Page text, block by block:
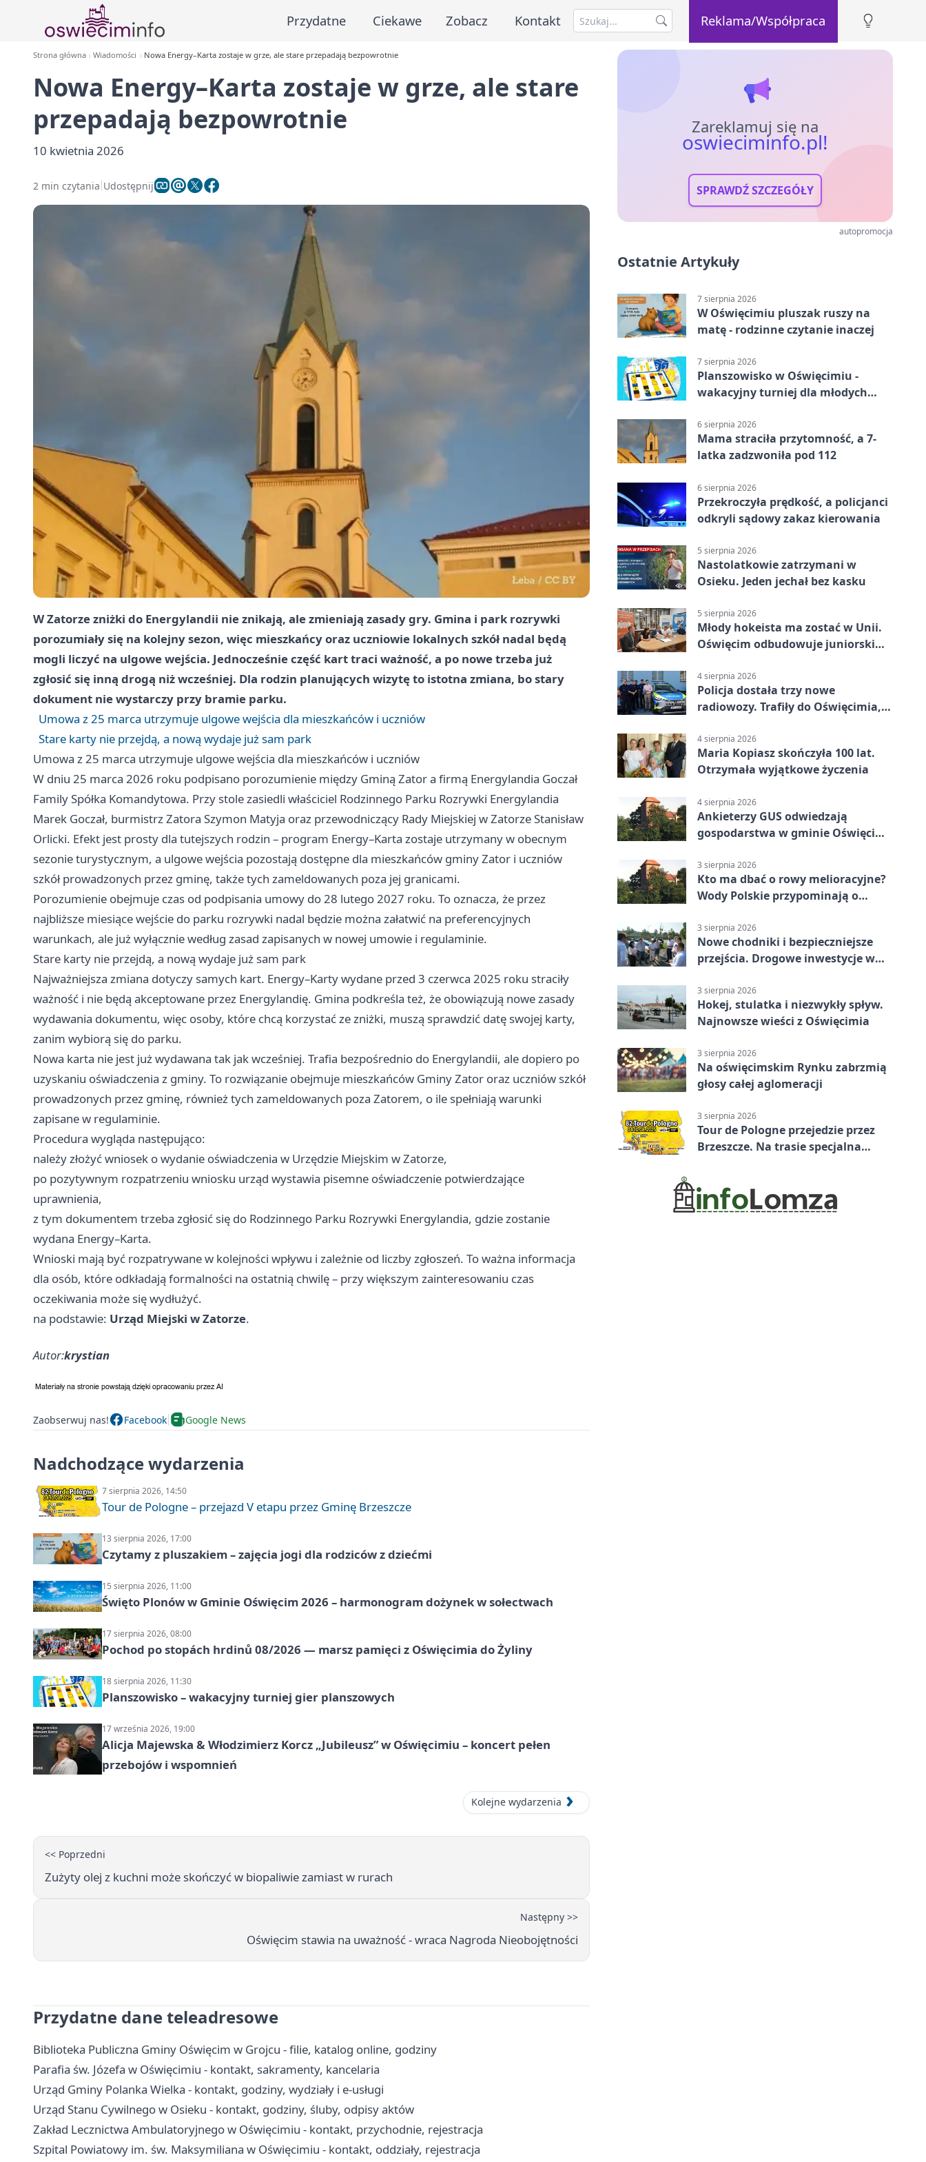
Przydatne Ciekawe Zobacz Kontakt Reklama/Współpraca
Strona główna Wiadomości Nowa Energy–Karta zostaje w grze, ale stare przepadają bezpowrotnie
Nowa Energy–Karta zostaje w grze, ale stare
przepadają bezpowrotnie
10 kwietnia 2026
2 min czytania Udostępnij
W Zatorze zniżki do Energylandii nie znikają, ale zmieniają zasady gry. Gmina i park rozrywki
porozumiały się na kolejny sezon, więc mieszkańcy oraz uczniowie lokalnych szkół nadal będą
mogli liczyć na ulgowe wejścia. Jednocześnie część kart traci ważność, a po nowe trzeba już
zgłosić się inną drogą niż wcześniej. Dla rodzin planujących wizytę to istotna zmiana, bo stary
dokument nie wystarczy przy bramie parku.
Umowa z 25 marca utrzymuje ulgowe wejścia dla mieszkańców i uczniów
Stare karty nie przejdą, a nową wydaje już sam park
Umowa z 25 marca utrzymuje ulgowe wejścia dla mieszkańców i uczniów
W dniu 25 marca 2026 roku podpisano porozumienie między Gminą Zator a firmą Energylandia Goczał
Family Spółka Komandytowa. Przy stole zasiedli właściciel Rodzinnego Parku Rozrywki Energylandia
Marek Goczał, burmistrz Zatora Szymon Matyja oraz przewodniczący Rady Miejskiej w Zatorze Stanisław
Orlicki. Efekt jest prosty dla tutejszych rodzin – program Energy–Karta zostaje utrzymany w obecnym
sezonie turystycznym, a ulgowe wejścia pozostają dostępne dla mieszkańców gminy Zator i uczniów
szkół prowadzonych przez gminę, także tych zameldowanych poza jej granicami.
Porozumienie obejmuje czas od podpisania umowy do 28 lutego 2027 roku. To oznacza, że przez
najbliższe miesiące wejście do parku rozrywki nadal będzie można załatwić na preferencyjnych
warunkach, ale już wyłącznie według zasad zapisanych w nowej umowie i regulaminie.
Stare karty nie przejdą, a nową wydaje już sam park
Najważniejsza zmiana dotyczy samych kart. Energy–Karty wydane przed 3 czerwca 2025 roku straciły
ważność i nie będą akceptowane przez Energylandię. Gmina podkreśla też, że obowiązują nowe zasady
wydawania dokumentu, więc osoby, które chcą korzystać ze zniżki, muszą sprawdzić datę swojej karty,
zanim wybiorą się do parku.
Nowa karta nie jest już wydawana tak jak wcześniej. Trafia bezpośrednio do Energylandii, ale dopiero po
uzyskaniu oświadczenia z gminy. To rozwiązanie obejmuje mieszkańców Gminy Zator oraz uczniów szkół
prowadzonych przez gminę, również tych zameldowanych poza Zatorem, o ile spełniają warunki
zapisane w regulaminie.
Procedura wygląda następująco:
należy złożyć wniosek o wydanie oświadczenia w Urzędzie Miejskim w Zatorze,
po pozytywnym rozpatrzeniu wniosku urząd wystawia pisemne oświadczenie potwierdzające
uprawnienia,
z tym dokumentem trzeba zgłosić się do Rodzinnego Parku Rozrywki Energylandia, gdzie zostanie
wydana Energy–Karta.
Wnioski mają być rozpatrywane w kolejności wpływu i zależnie od liczby zgłoszeń. To ważna informacja
dla osób, które odkładają formalności na ostatnią chwilę – przy większym zainteresowaniu czas
oczekiwania może się wydłużyć.
na podstawie: Urząd Miejski w Zatorze.
Autor:krystian
Zaobserwuj nas! Facebook Google News
Nadchodzące wydarzenia
7 sierpnia 2026, 14:50
Tour de Pologne – przejazd V etapu przez Gminę Brzeszcze
13 sierpnia 2026, 17:00
Czytamy z pluszakiem – zajęcia jogi dla rodziców z dziećmi
15 sierpnia 2026, 11:00
Święto Plonów w Gminie Oświęcim 2026 – harmonogram dożynek w sołectwach
17 sierpnia 2026, 08:00
Pochod po stopách hrdinů 08/2026 — marsz pamięci z Oświęcimia do Żyliny
18 sierpnia 2026, 11:30
Planszowisko – wakacyjny turniej gier planszowych
17 września 2026, 19:00
Alicja Majewska & Włodzimierz Korcz „Jubileusz” w Oświęcimiu – koncert pełen
przebojów i wspomnień
Kolejne wydarzenia
<< Poprzedni
Zużyty olej z kuchni może skończyć w biopaliwie zamiast w rurach
Następny >>
Oświęcim stawia na uważność - wraca Nagroda Nieobojętności
Przydatne dane teleadresowe
Biblioteka Publiczna Gminy Oświęcim w Grojcu - filie, katalog online, godziny
Parafia św. Józefa w Oświęcimiu - kontakt, sakramenty, kancelaria
Urząd Gminy Polanka Wielka - kontakt, godziny, wydziały i e-usługi
Urząd Stanu Cywilnego w Osieku - kontakt, godziny, śluby, odpisy aktów
Zakład Lecznictwa Ambulatoryjnego w Oświęcimiu - kontakt, przychodnie, rejestracja
Szpital Powiatowy im. św. Maksymiliana w Oświęcimiu - kontakt, oddziały, rejestracja
Zareklamuj się na
oswieciminfo.pl!
SPRAWDŹ SZCZEGÓŁY
autopromocja
Ostatnie Artykuły
7 sierpnia 2026
W Oświęcimiu pluszak ruszy na
matę - rodzinne czytanie inaczej
7 sierpnia 2026
Planszowisko w Oświęcimiu -
wakacyjny turniej dla młodych
6 sierpnia 2026
Mama straciła przytomność, a 7-
latka zadzwoniła pod 112
6 sierpnia 2026
Przekroczyła prędkość, a policjanci
odkryli sądowy zakaz kierowania
5 sierpnia 2026
Nastolatkowie zatrzymani w
Osieku. Jeden jechał bez kasku
5 sierpnia 2026
Młody hokeista ma zostać w Unii.
Oświęcim odbudowuje juniorski
4 sierpnia 2026
Policja dostała trzy nowe
radiowozy. Trafiły do Oświęcimia,
4 sierpnia 2026
Maria Kopiasz skończyła 100 lat.
Otrzymała wyjątkowe życzenia
4 sierpnia 2026
Ankieterzy GUS odwiedzają
gospodarstwa w gminie Oświęcim.
3 sierpnia 2026
Kto ma dbać o rowy melioracyjne?
Wody Polskie przypominają o
3 sierpnia 2026
Nowe chodniki i bezpieczniejsze
przejścia. Drogowe inwestycje w
3 sierpnia 2026
Hokej, stulatka i niezwykły spływ.
Najnowsze wieści z Oświęcimia
3 sierpnia 2026
Na oświęcimskim Rynku zabrzmią
głosy całej aglomeracji
3 sierpnia 2026
Tour de Pologne przejedzie przez
Brzeszcze. Na trasie specjalna